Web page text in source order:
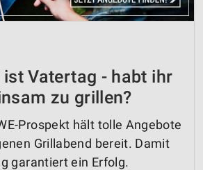
Vatertag - habt ihr
zu grillen?
Prospekt hält tolle Angebote
Grillabend bereit. Damit
garantiert ein Erfolg.